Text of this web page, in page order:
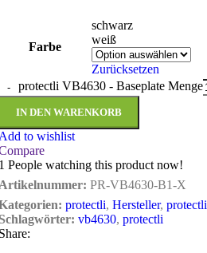
Farbe
schwarz
weiß
Zurücksetzen
protectli VB4630 - Baseplate Menge
IN DEN WARENKORB
to wishlist
People watching this product now!
PR-VB4630-B1-X
protectli, Hersteller, protectli
vb4630, protectli